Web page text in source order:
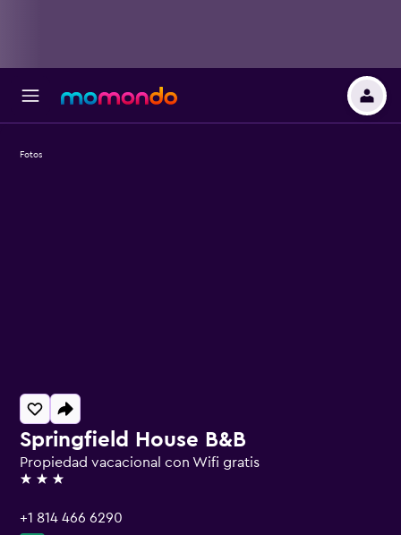
Springfield House B&B
Propiedad vacacional con Wifi gratis
3 estrellas
+1 814 466 6290
Fotos